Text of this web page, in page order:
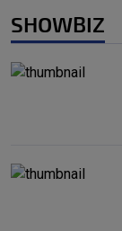
SHOWBIZ